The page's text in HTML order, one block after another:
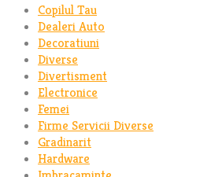
Copilul Tau
Dealeri Auto
Decoratiuni
Diverse
Divertisment
Electronice
Femei
Firme Servicii Diverse
Gradinarit
Hardware